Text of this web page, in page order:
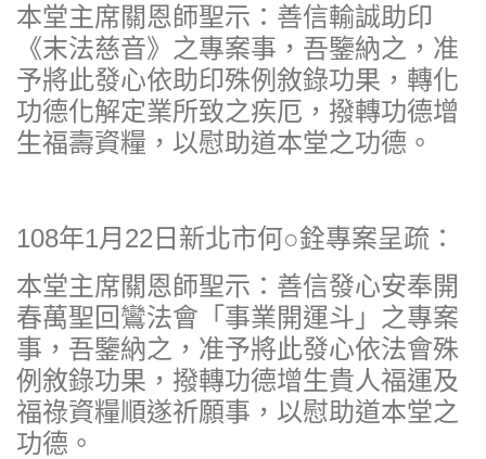
本堂主席關恩師聖示：善信輸誠助印
《末法慈音》之專案事，吾鑒納之，准
予將此發心依助印殊例敘錄功果，轉化
功德化解定業所致之疾厄，撥轉功德增
生福壽資糧，以慰助道本堂之功德。
108年1月22日新北市何○銓專案呈疏：
本堂主席關恩師聖示：善信發心安奉開
春萬聖回鸞法會「事業開運斗」之專案
事，吾鑒納之，准予將此發心依法會殊
例敘錄功果，撥轉功德增生貴人福運及
福祿資糧順遂祈願事，以慰助道本堂之
功德。